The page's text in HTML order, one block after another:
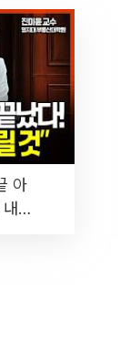
아
릴